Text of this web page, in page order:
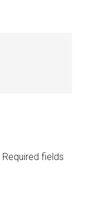
Required fields